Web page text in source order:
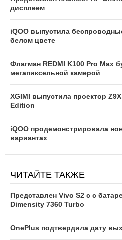
дисплеем
iQOO выпустила
белом цвете
Флагман REDMI K100 Pro Max
мегапиксельной камерой
XGIMI выпустила проектор
Edition
iQOO продемонстрировала
вариантах
ЧИТАЙТЕ ТАКЖЕ
Представлен Vivo S2 с с
Dimensity 7360 Turbo
OnePlus подтвердила дату